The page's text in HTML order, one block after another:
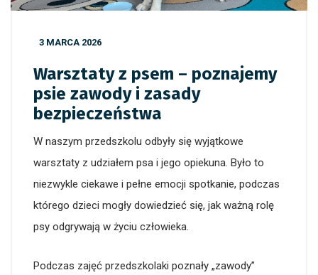
3 MARCA 2026
Warsztaty z psem – poznajemy
psie zawody i zasady
bezpieczeństwa
W naszym przedszkolu odbyły się wyjątkowe
warsztaty z udziałem psa i jego opiekuna. Było to
niezwykle ciekawe i pełne emocji spotkanie, podczas
którego dzieci mogły dowiedzieć się, jak ważną rolę
psy odgrywają w życiu człowieka.
Podczas zajęć przedszkolaki poznały „zawody”